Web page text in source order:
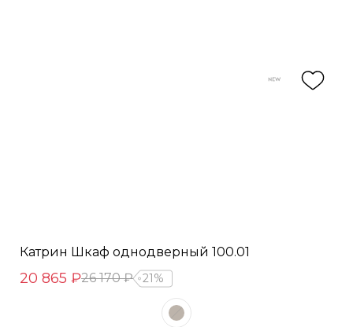
Катрин Шкаф однодверный 100.01
20 865 ₽26 170 ₽ 21%